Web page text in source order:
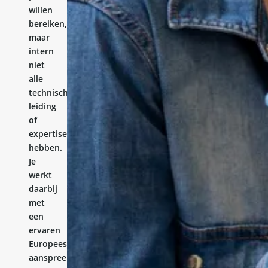
willen
bereiken,
maar
intern
niet
alle
technische
leiding
of
expertise
hebben.
Je
werkt
daarbij
met
een
ervaren
Europees
aanspreekpunt.